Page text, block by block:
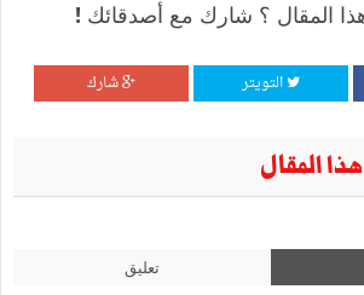
المقال ؟ شارك مع أصدقائك !
التويتر شارك
المقال
تعليق